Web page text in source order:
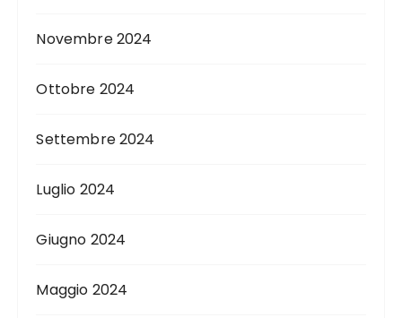
Novembre 2024
Ottobre 2024
Settembre 2024
Luglio 2024
Giugno 2024
Maggio 2024